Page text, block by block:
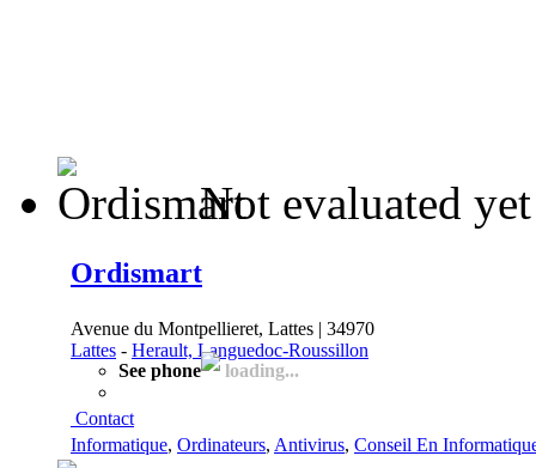
Not evaluated yet
Ordismart
Avenue du Montpellieret, Lattes | 34970
Lattes - Herault, Languedoc-Roussillon
See phone
loading...
Contact
Informatique, Ordinateurs, Antivirus, Conseil En